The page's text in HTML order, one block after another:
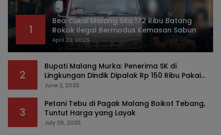
1
Bea Cukai Malang Sita 172 Ribu Batang
Rokok Ilegal Bermodus Kemasan Sabun
April 22, 2026
2
Bupati Malang Murka: Penerima SK di
Lingkungan Dindik Dipalak Rp 150 Ribu Pakai
Modus Tumpengan, KPK Turut Pantau
June 2, 2025
3
Petani Tebu di Pagak Malang Boikot Tebang,
Tuntut Harga yang Layak
July 26, 2025